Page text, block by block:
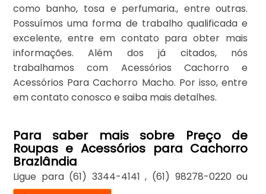
como banho, tosa e perfumaria., entre outras.
Possuímos uma forma de trabalho qualificada e
excelente, entre em contato para obter mais
informações. Além dos já citados, nós
trabalhamos com Acessórios Cachorro e
Acessórios Para Cachorro Macho. Por isso, entre
em contato conosco e saiba mais detalhes.
Para saber mais sobre Preço de
Roupas e Acessórios para Cachorro
Brazlândia
Ligue para (61) 3344-4141 , (61) 98278-0220 ou